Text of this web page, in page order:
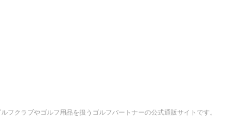
フクラブやゴルフ用品を扱うゴルフパートナーの公式通販サイトです。